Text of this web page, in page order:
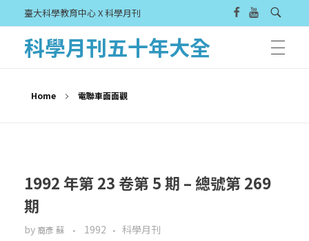
臺大科學教育中心 X 科學月刊
科學月刊五十年大全
Home 電聯車面面觀
1992 年第 23 卷第 5 期 – 總號第 269
期
by 裔彥 蘇 1992 科學月刊